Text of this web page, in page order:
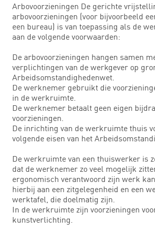
Arbovoorzieningen De gerichte
arbovoorzieningen (voor bijvoorbeeld
een bureau) is van toepassing als de
aan de volgende voorwaarden:
De arbovoorzieningen hangen samen
verplichtingen van de werkgever op
Arbeidsomstandighedenwet.
De werknemer gebruikt die
in de werkruimte.
De werknemer betaalt geen eigen
voorzieningen.
De inrichting van de werkruimte thuis
volgende eisen van het
De werkruimte van een thuiswerker is
dat de werknemer zo veel mogelijk
ergonomisch verantwoord zijn werk
hierbij aan een zitgelegenheid en een
werktafel, die doelmatig zijn.
In de werkruimte zijn voorzieningen
kunstverlichting.